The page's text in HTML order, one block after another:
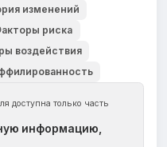
изменений
риска
воздействия
доступна только часть
информацию,